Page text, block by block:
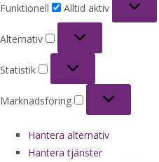
Funktionell
Alltid aktiv
Alternativ
Statistik
Marknadsföring
Hantera alternativ
Hantera tjänster